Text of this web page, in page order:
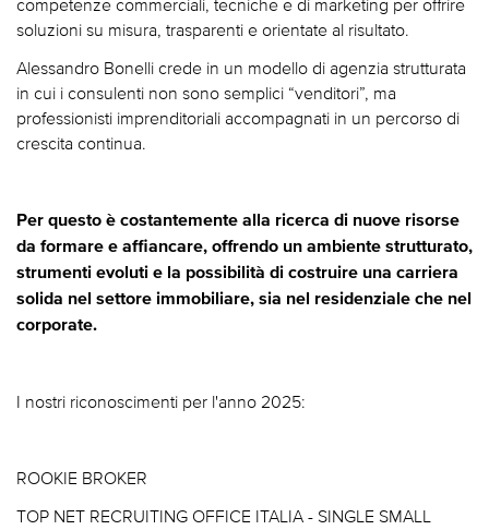
competenze commerciali, tecniche e di marketing per offrire
soluzioni su misura, trasparenti e orientate al risultato.​
Alessandro Bonelli crede in un modello di agenzia strutturata
in cui i consulenti non sono semplici “venditori”, ma
professionisti imprenditoriali accompagnati in un percorso di
crescita continua.​
Per questo è costantemente alla ricerca di nuove risorse
da formare e affiancare, offrendo un ambiente strutturato,
strumenti evoluti e la possibilità di costruire una carriera
solida nel settore immobiliare, sia nel residenziale che nel
corporate.​
I nostri riconoscimenti per l'anno 2025:
ROOKIE BROKER
TOP NET RECRUITING OFFICE ITALIA - SINGLE SMALL